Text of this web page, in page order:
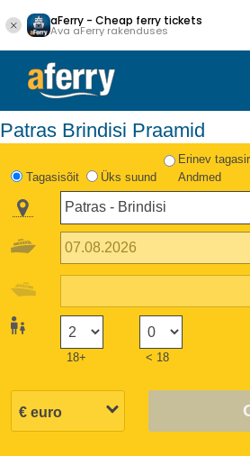
aFerry - Cheap ferry tickets
Ava aFerry rakenduses
Patras Brindisi Praamid
Tagasisõit Üks suund
Erinev
Andmed
18+ < 18